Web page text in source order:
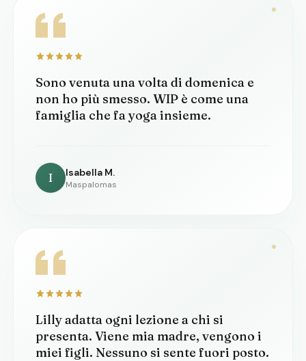
Sono venuta una volta di domenica e
non ho più smesso. WIP è come una
famiglia che fa yoga insieme.
I Isabella M.
Maspalomas
Lilly adatta ogni lezione a chi si
presenta. Viene mia madre, vengono i
miei figli. Nessuno si sente fuori posto.